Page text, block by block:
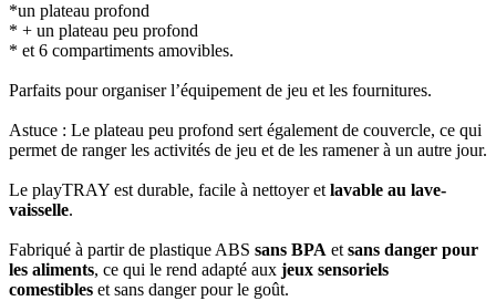
*un plateau profond
* + un plateau peu profond
* et 6 compartiments amovibles.
Parfaits pour organiser l’équipement de jeu et les fournitures.
Astuce : Le plateau peu profond sert également de couvercle, ce qui
permet de ranger les activités de jeu et de les ramener à un autre jour.
Le playTRAY est durable, facile à nettoyer et lavable au lave-
vaisselle.
Fabriqué à partir de plastique ABS sans BPA et sans danger pour
les aliments, ce qui le rend adapté aux jeux sensoriels
comestibles et sans danger pour le goût.